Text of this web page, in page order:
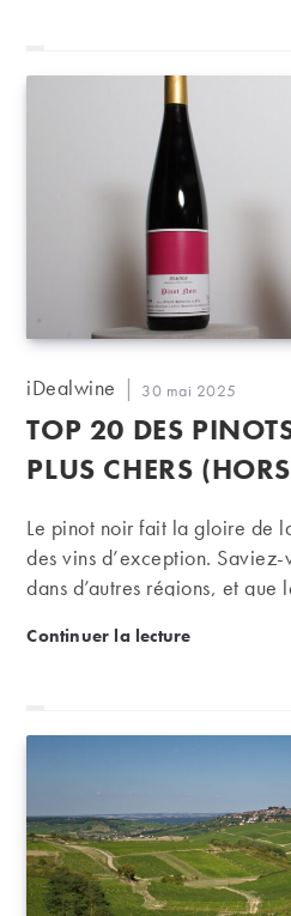
Auteur/autrice
publication :
iDealwine
Publication
publiée :
30 mai 2025
TOP 20 DES
PLUS CHERS
Le pinot noir fait la gloire de
des vins d’exception. Saviez-
dans d’autres régions, et que
Continuer la lectureTOP 20 des